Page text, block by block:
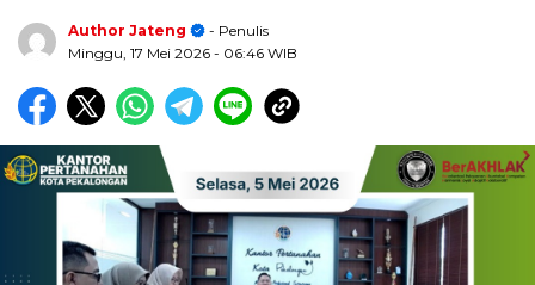
Author Jateng
- Penulis
Minggu, 17 Mei 2026 - 06:46 WIB